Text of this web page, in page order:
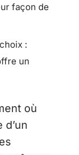
façon de
:
un
où
d’un